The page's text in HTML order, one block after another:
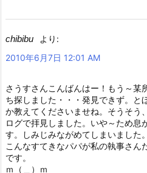
chibibu
より:
2010年6月7日 12:01 AM
さうすさんこんばんはー！もう～某
ち探しました・・・発見できず。と
か教えてくださいませね。そうそう
ログで拝見しました。いや～ため息
す。しみじみながめてしまいました
こんなすてきなパパが私の執事さん
です。
ｍ（＿）ｍ